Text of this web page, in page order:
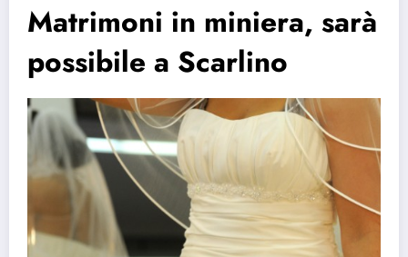
Matrimoni in miniera, sarà
possibile a Scarlino